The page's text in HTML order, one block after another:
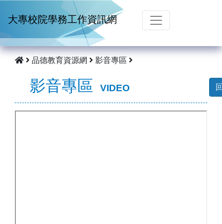
大專校院學務工作資訊網
品德教育資源網 影音專區
影音專區 VIDEO